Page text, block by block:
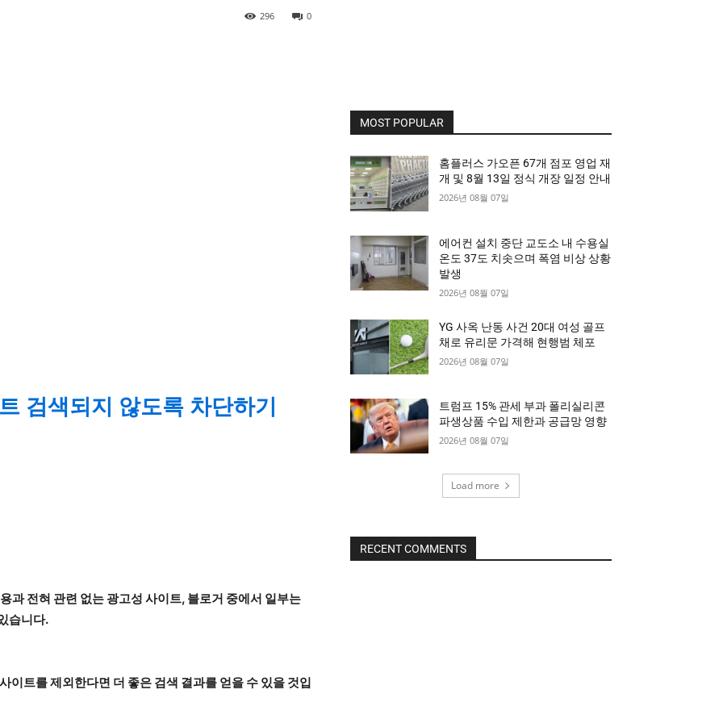
0
296
검색되지 않도록 차단하기
과 전혀 관련 없는 광고성 사이트, 블로거 중에서 일부는
습니다.
이트를 제외한다면 더 좋은 검색 결과를 얻을 수 있을 것입
MOST POPULAR
홈플러스 가오픈 67개 점포 영업 재
개 및 8월 13일 정식 개장 일정 안내
2026년 08월 07일
에어컨 설치 중단 교도소 내 수용실
온도 37도 치솟으며 폭염 비상 상황
발생
2026년 08월 07일
YG 사옥 난동 사건 20대 여성 골프
채로 유리문 가격해 현행범 체포
2026년 08월 07일
트럼프 15% 관세 부과 폴리실리콘
파생상품 수입 제한과 공급망 영향
2026년 08월 07일
Load more
RECENT COMMENTS